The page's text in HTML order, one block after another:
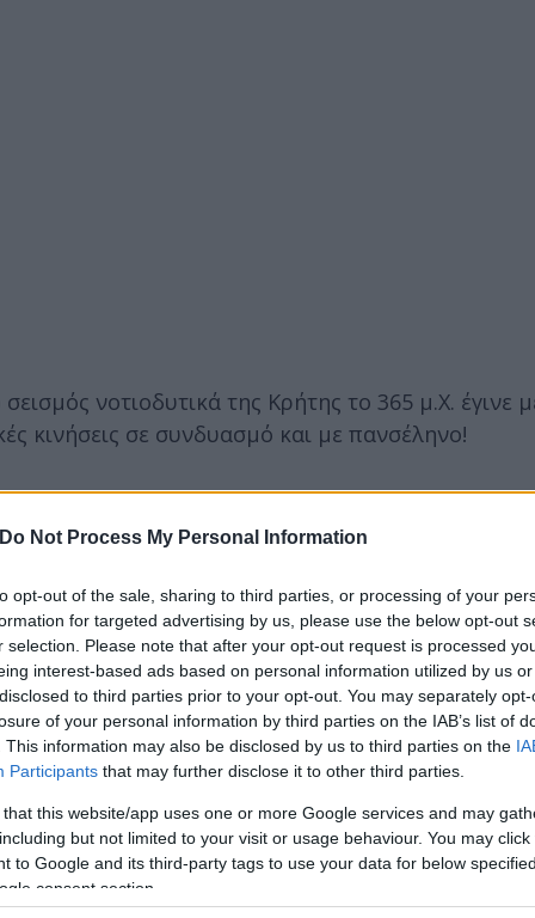
Do Not Process My Personal Information
opt-out of the sale, sharing to third parties, or processing of your
for targeted advertising by us, please use the below opt-out
selection. Please note that after your opt-out request is processed
interest-based ads based on personal information utilized by us
to third parties prior to your opt-out. You may separately
of your personal information by third parties on the IAB’s list of
This information may also be disclosed by us to third parties on the
Participants that may further disclose it to other third parties.
that this website/app uses one or more Google services and may
but not limited to your visit or usage behaviour. You may
to Google and its third-party tags to use your data for below
consent section.
νοτιοδυτικά της Κρήτης το 365 μ.Χ. έγινε
κινήσεις σε συνδυασμό και με πανσέληνο!
on both sides of the Hellenic Arc, which
M 8.6 tremor occurred southwest of
(@hogrbe)October 25, 2023
σεισμούς σε Τουρκία και Συρία τον Φεβρουάριο